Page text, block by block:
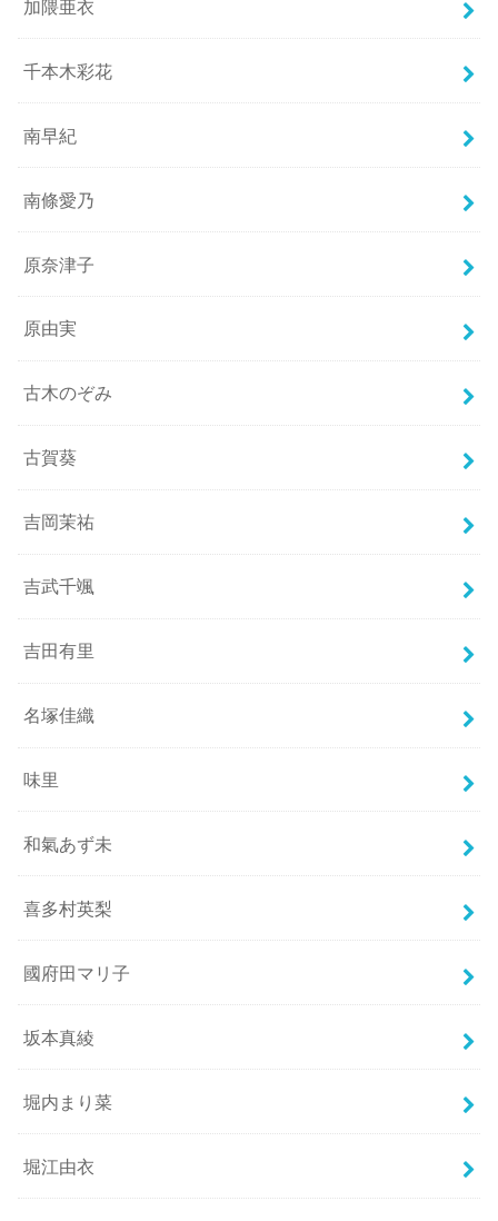
加隈亜衣
千本木彩花
南早紀
南條愛乃
原奈津子
原由実
古木のぞみ
古賀葵
吉岡茉祐
吉武千颯
吉田有里
名塚佳織
味里
和氣あず未
喜多村英梨
國府田マリ子
坂本真綾
堀内まり菜
堀江由衣